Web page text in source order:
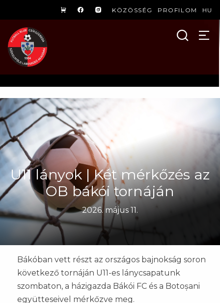
KÖZÖSSÉG PROFILOM HU
U11 lányok | Két mérkőzés az
OB bákói tornáján
2026. május 11.
Bákóban vett részt az országos bajnokság soron
következő tornáján U11-es lánycsapatunk
szombaton, a házigazda Bákói FC és a Botoșani
együtteseivel mérkőzve meg.